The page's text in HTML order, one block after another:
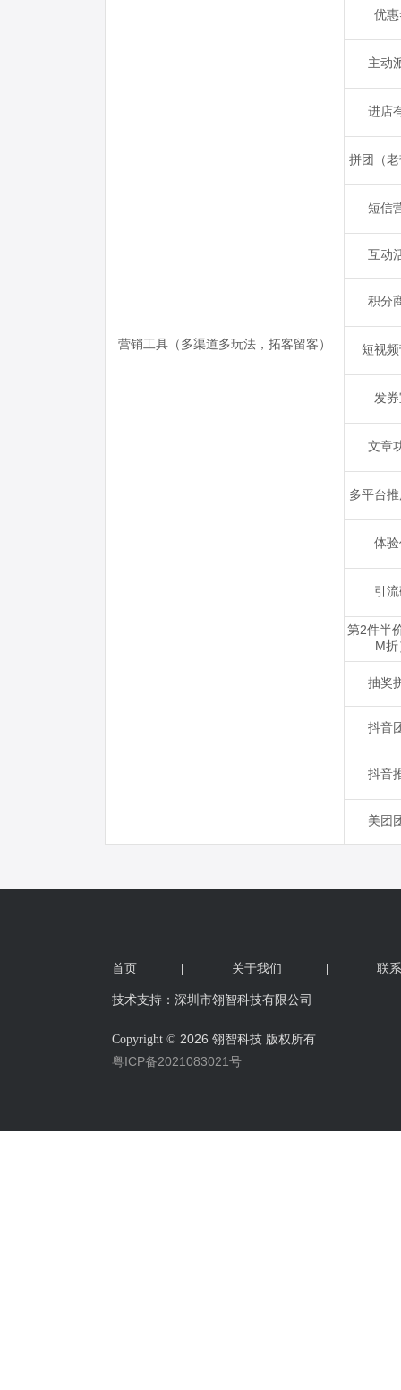
首页 | 关于我们 | 联
技术支持：深圳市翎智科技有限公司
Copyright © 2026 翎智科技 版权所有
粤ICP备2021083021号